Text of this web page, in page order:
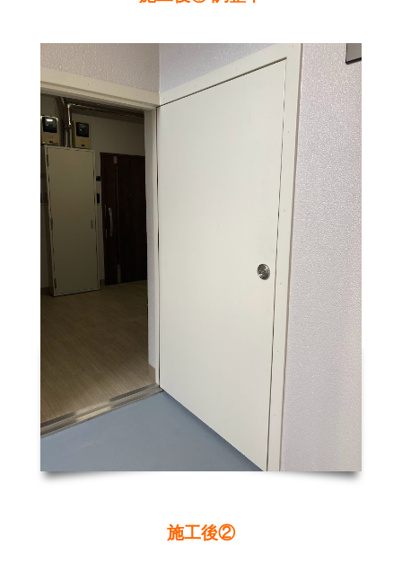
施工後②